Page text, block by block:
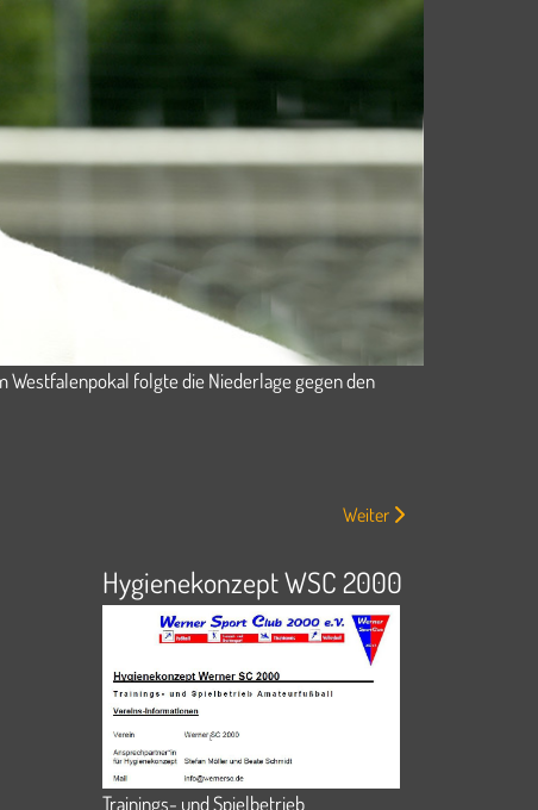
Westfalenpokal folgte die Niederlage gegen den
Nächster Beitrag: Werner
Weiter
Hygienekonzept WSC 2000
Trainings- und Spielbetrieb